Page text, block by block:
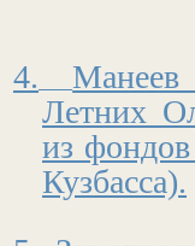
4.
Манеев
Летних
из
Кузбасса).